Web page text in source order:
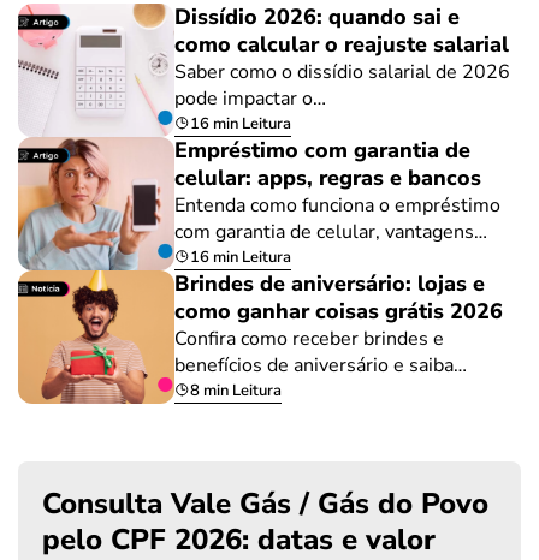
Dissídio 2026: quando sai e
como calcular o reajuste salarial
Saber como o dissídio salarial de 2026
pode impactar o…
16 min Leitura
Empréstimo com garantia de
celular: apps, regras e bancos
Entenda como funciona o empréstimo
com garantia de celular, vantagens…
16 min Leitura
Brindes de aniversário: lojas e
como ganhar coisas grátis 2026
Confira como receber brindes e
benefícios de aniversário e saiba…
8 min Leitura
Consulta Vale Gás / Gás do Povo
pelo CPF 2026: datas e valor